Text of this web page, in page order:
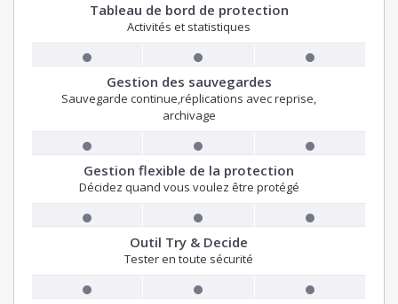
Tableau de bord de protection
Activités et statistiques
Gestion des sauvegardes
Sauvegarde continue,réplications avec reprise,
archivage
Gestion flexible de la protection
Décidez quand vous voulez être protégé
Outil Try & Decide
Tester en toute sécurité